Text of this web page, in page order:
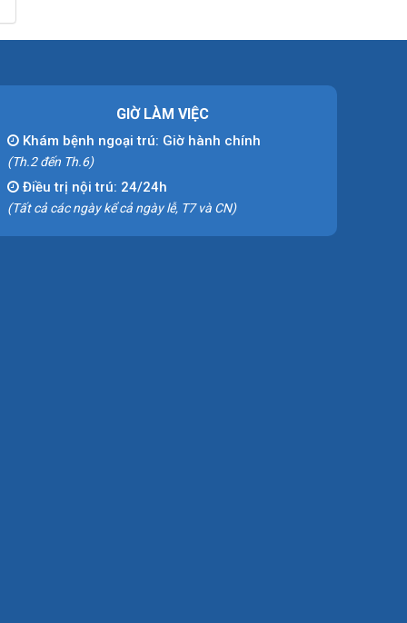
GIỜ LÀM VIỆC
Khám bệnh ngoại trú: Giờ hành chính
(Th.2 đến Th.6)
Điều trị nội trú: 24/24h
(Tất cả các ngày kể cả ngày lễ, T7 và CN)